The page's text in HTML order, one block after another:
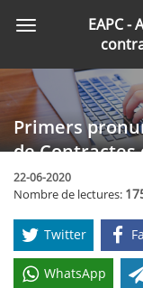
principal
Toggle
EAPC
Primers
de Contractes
l'aplicació de
22-06-2020
Nombre de lectures:
Twitter
WhatsApp